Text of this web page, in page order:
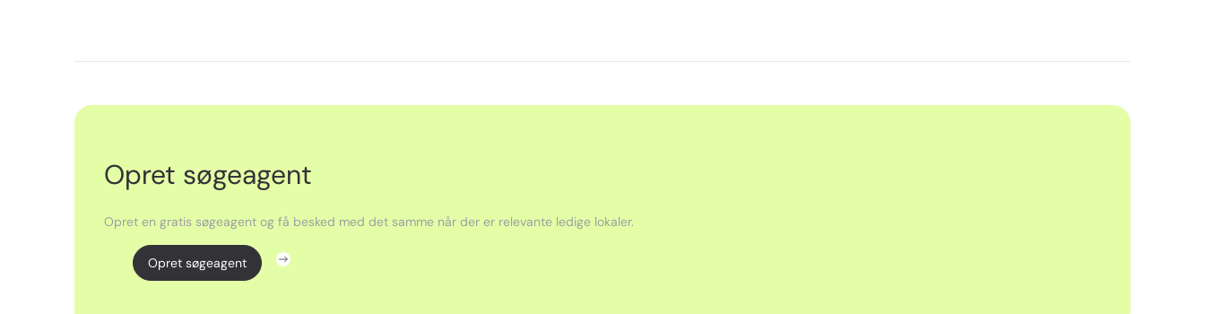
Opret søgeagent
Opret en gratis søgeagent og få besked med det samme når der er relevante ledige lokaler.
Opret søgeagent